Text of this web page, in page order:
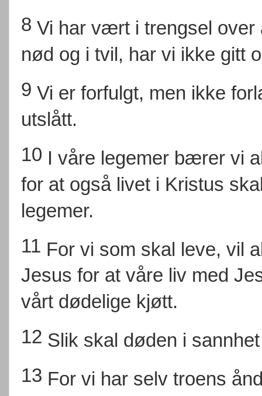
8 Vi har vært i trengsel
nød og i tvil, har vi ikke gitt
9 Vi er forfulgt, men ikke
utslått.
10 I våre legemer bærer vi
for at også livet i Kristus
legemer.
11 For vi som skal leve, vil
Jesus for at våre liv med
vårt dødelige kjøtt.
12 Slik skal døden i
13 For vi har selv troens